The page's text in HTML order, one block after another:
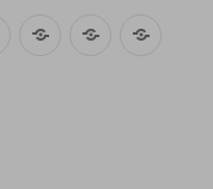
Gebäck KuchenTorten